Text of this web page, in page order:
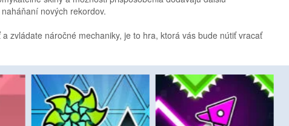
nových rekordov.
zvládate náročné mechaniky, je to hra, ktorá vás bude nútiť vracať